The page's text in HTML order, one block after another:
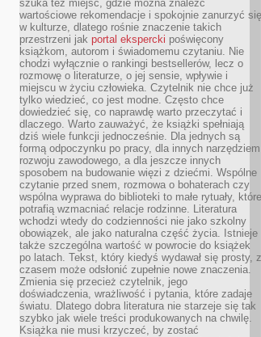
szuka też miejsc, gdzie można znaleźć
wartościowe rekomendacje i spokojnie zanurzyć się
w kulturze, dlatego rośnie znaczenie takich
przestrzeni jak portal ekspercki poświęcony
książkom, autorom i świadomemu czytaniu. Nie
chodzi wyłącznie o rankingi bestsellerów, lecz o
rozmowę o literaturze, o jej sensie, wpływie i
miejscu w życiu człowieka. Czytelnik nie chce już
tylko wiedzieć, co jest modne. Często chce
dowiedzieć się, co naprawdę warto przeczytać i
dlaczego. Warto zauważyć, że książki spełniają
dziś wiele funkcji jednocześnie. Dla jednych są
formą odpoczynku po pracy, dla innych narzędziem
rozwoju zawodowego, a dla jeszcze innych
sposobem na budowanie więzi z dziećmi. Wspólne
czytanie przed snem, rozmowa o bohaterach czy
wspólna wyprawa do biblioteki to małe rytuały, które
potrafią wzmacniać relacje rodzinne. Literatura
wchodzi wtedy do codzienności nie jako szkolny
obowiązek, ale jako naturalna część życia. Istnieje
także szczególna wartość w powrocie do książek
po latach. Tekst, który kiedyś wydawał się prosty, z
czasem może odsłonić zupełnie nowe znaczenia.
Zmienia się przecież czytelnik, jego
doświadczenia, wrażliwość i pytania, które zadaje
światu. Dlatego dobra literatura nie starzeje się tak
szybko jak wiele treści produkowanych na chwilę.
Książka nie musi krzyczeć, by zostać